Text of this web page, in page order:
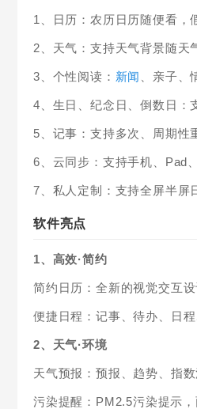
1、日历：农历日历随便看，
2、天气：支持天气背景随天
3、个性阅读： 新闻 、亲子
4、生日、纪念日、倒数日：
5、记事：支持多次、周期性
6、云同步：支持手机、Pad
7、私人定制：支持全屏半屏
软件亮点
1、高效·简约
简约日历：全新的视觉交互
便捷日程：记事、待办、日
2、天气·环境
天气预报：预报、趋势、指
污染提醒：PM2.5污染提示